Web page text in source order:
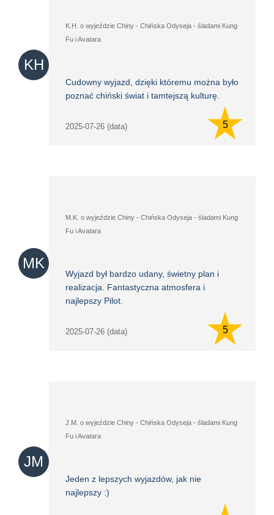
KH
K.H. o wyjeździe Chiny - Chińska Odyseja - śladami Kung
Fu i Avatara
Cudowny wyjazd, dzięki któremu można było
poznać chiński świat i tamtejszą kulturę.
2025-07-26 (data) 5
MK
M.K. o wyjeździe Chiny - Chińska Odyseja - śladami Kung
Fu i Avatara
Wyjazd był bardzo udany, świetny plan i
realizacja. Fantastyczna atmosfera i
najlepszy Pilot.
2025-07-26 (data) 5
JM
J.M. o wyjeździe Chiny - Chińska Odyseja - śladami Kung
Fu i Avatara
Jeden z lepszych wyjazdów, jak nie
najlepszy :)